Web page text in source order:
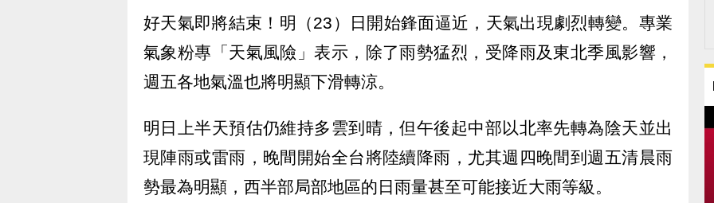
好天氣即將結束！明（23）日開始鋒面逼近，天氣出現劇烈轉變。專業
氣象粉專「天氣風險」表示，除了雨勢猛烈，受降雨及東北季風影響，
週五各地氣溫也將明顯下滑轉涼。
明日上半天預估仍維持多雲到晴，但午後起中部以北率先轉為陰天並出
現陣雨或雷雨，晚間開始全台將陸續降雨，尤其週四晚間到週五清晨雨
勢最為明顯，西半部局部地區的日雨量甚至可能接近大雨等級。